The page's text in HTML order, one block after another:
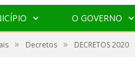
O GOVERNO
» Decretos » DECRETOS 2020